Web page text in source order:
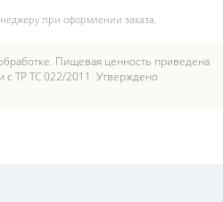
при оформлении заказа.
Пищевая ценность приведена
с ТР ТС 022/2011. Утверждено